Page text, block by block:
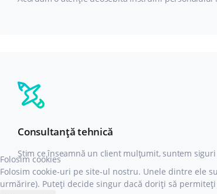
Consultanță tehnică
Știm ce înseamnă un client mulțumit, suntem
Folosim cookies
Folosim cookie-uri pe site-ul nostru. Unele dintre ele
urmărire). Puteți decide singur dacă doriți să